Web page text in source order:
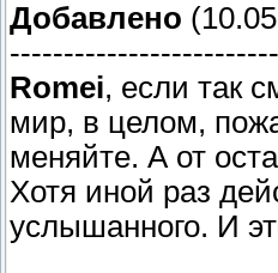
Добавлено
Romei, если так
мир, в целом,
меняйте. А от
Хотя иной раз
услышанного. И